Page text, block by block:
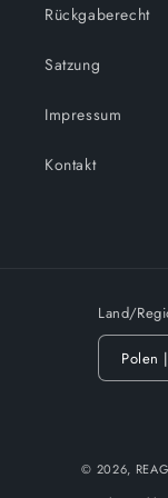
Rückgaberecht
Satzung
Impressum
Kontakt
Land/
© 2026,